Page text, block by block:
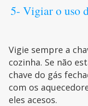
5- Vigiar o uso
Vigie sempre a
cozinha. Se não
chave do gás
com os
eles acesos.